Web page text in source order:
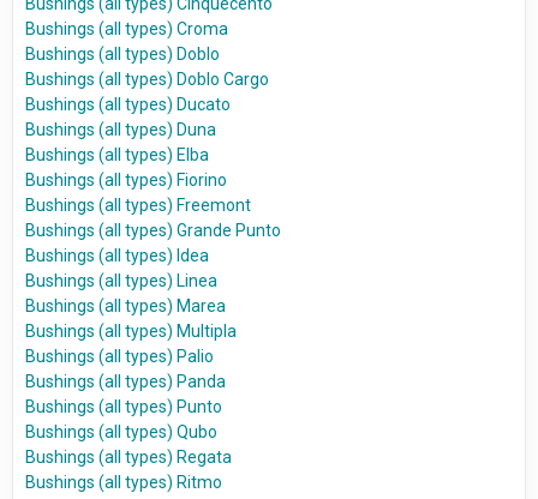
Bushings (all types) Cinquecento
Bushings (all types) Croma
Bushings (all types) Doblo
Bushings (all types) Doblo Cargo
Bushings (all types) Ducato
Bushings (all types) Duna
Bushings (all types) Elba
Bushings (all types) Fiorino
Bushings (all types) Freemont
Bushings (all types) Grande Punto
Bushings (all types) Idea
Bushings (all types) Linea
Bushings (all types) Marea
Bushings (all types) Multipla
Bushings (all types) Palio
Bushings (all types) Panda
Bushings (all types) Punto
Bushings (all types) Qubo
Bushings (all types) Regata
Bushings (all types) Ritmo